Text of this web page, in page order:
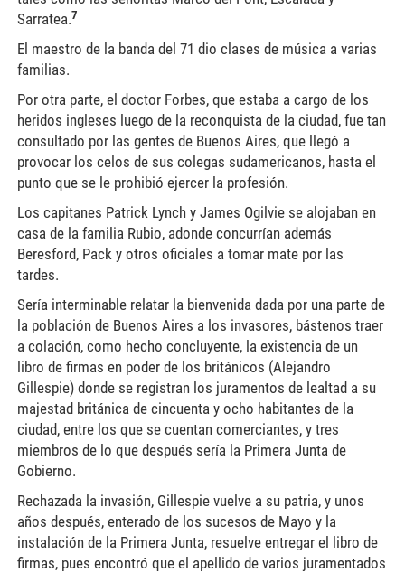
Sarratea.7
El maestro de la banda del 71 dio clases de música a varias
familias.
Por otra parte, el doctor Forbes, que estaba a cargo de los
heridos ingleses luego de la reconquista de la ciudad, fue tan
consultado por las gentes de Buenos Aires, que llegó a
provocar los celos de sus colegas sudamericanos, hasta el
punto que se le prohibió ejercer la profesión.
Los capitanes Patrick Lynch y James Ogilvie se alojaban en
casa de la familia Rubio, adonde concurrían además
Beresford, Pack y otros oficiales a tomar mate por las
tardes.
Sería interminable relatar la bienvenida dada por una parte de
la población de Buenos Aires a los invasores, bástenos traer
a colación, como hecho concluyente, la existencia de un
libro de firmas en poder de los británicos (Alejandro
Gillespie) donde se registran los juramentos de lealtad a su
majestad británica de cincuenta y ocho habitantes de la
ciudad, entre los que se cuentan comerciantes, y tres
miembros de lo que después sería la Primera Junta de
Gobierno.
Rechazada la invasión, Gillespie vuelve a su patria, y unos
años después, enterado de los sucesos de Mayo y la
instalación de la Primera Junta, resuelve entregar el libro de
firmas, pues encontró que el apellido de varios juramentados